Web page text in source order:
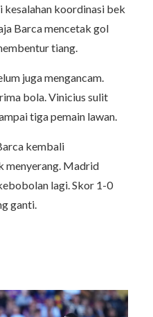
kesalahan koordinasi bek
Barca mencetak gol
tiang.
juga mengancam.
bola. Vinicius sulit
tiga pemain lawan.
kembali
menyerang. Madrid
lagi. Skor 1-0
ganti.